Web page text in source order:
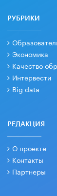
РУБРИКИ
Экономика
Качество
Интервести
Big data
РЕДАКЦИЯ
О проекте
Контакты
Партнеры